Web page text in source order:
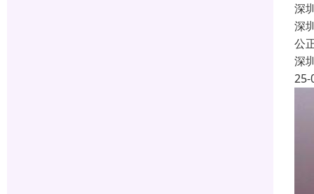
深
深
公
深
25-